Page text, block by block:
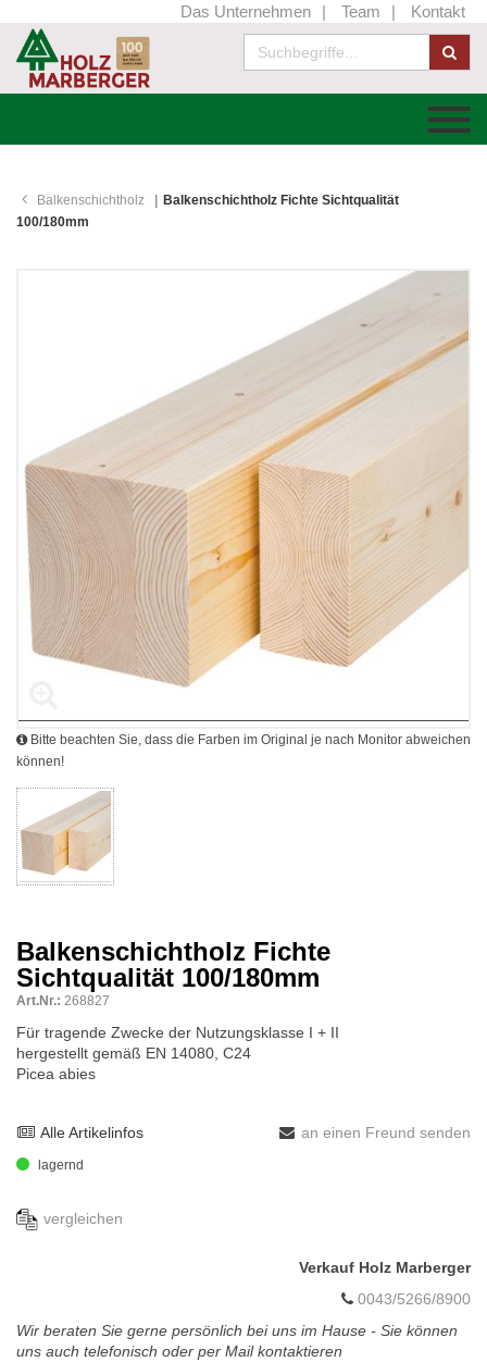
Das Unternehmen Team Kontakt
Balkenschichtholz
Balkenschichtholz Fichte Sichtqualität
100/180mm
Bitte beachten Sie, dass die Farben im Original je nach Monitor abweichen
können!
Balkenschichtholz Fichte
Sichtqualität 100/180mm
Art.Nr.: 268827
Für tragende Zwecke der Nutzungsklasse I + II
hergestellt gemäß EN 14080, C24
Picea abies
Alle Artikelinfos an einen Freund senden
lagernd
vergleichen
Verkauf Holz Marberger
0043/5266/8900
Wir beraten Sie gerne persönlich bei uns im Hause - Sie können
uns auch telefonisch oder per Mail kontaktieren